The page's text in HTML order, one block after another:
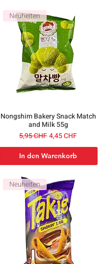
Neuheiten
Nongshim Bakery Snack Match
and Milk 55g
Standardpreis
5,95 CHFSale-Preis
4,45 CHF
In den Warenkorb
Neuheiten